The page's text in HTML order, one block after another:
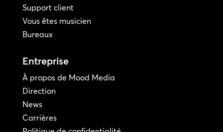
Support client
Vous êtes musicien
Bureaux
Entreprise
À propos de Mood Media
Direction
News
Carrières